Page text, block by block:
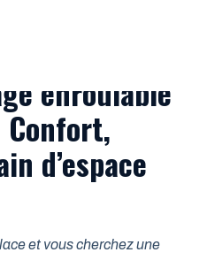
enroulable
Confort,
d’espace
et vous cherchez une